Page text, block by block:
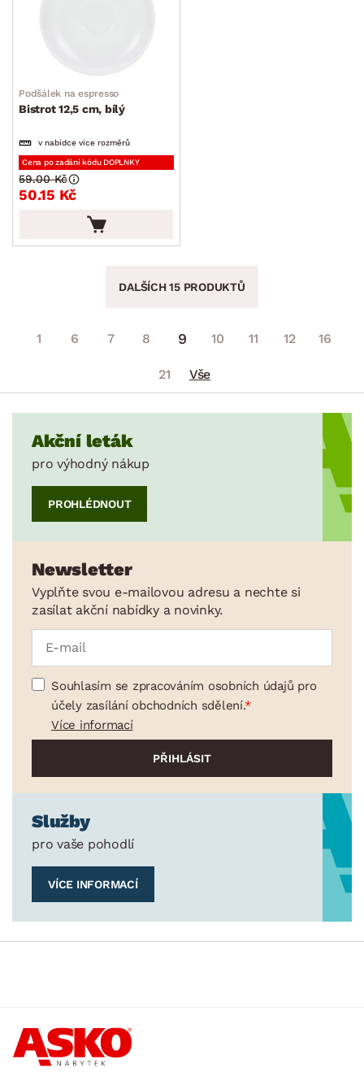
Podšálek na espresso
Bistrot 12,5 cm, bílý
v nabídce více rozměrů
Cena po zadání kódu DOPLNKY
50.15 Kč
59.00 Kč
DALŠÍCH 15 PRODUKTŮ
1 6 7 8 9 10 11 12 16
21 Vše
Akční leták
pro výhodný nákup
PROHLÉDNOUT
Newsletter
Vyplňte svou e-mailovou adresu a nechte si
zasílat akční nabídky a novinky.
Souhlasím se zpracováním osobních údajů pro
účely zasílání obchodních sdělení.
Více informací
Služby
pro vaše pohodlí
VÍCE INFORMACÍ